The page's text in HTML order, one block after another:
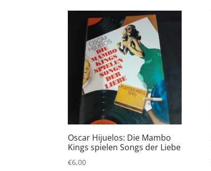
Oscar Hijuelos: Die Mambo
Kings spielen Songs der Liebe
€6,00